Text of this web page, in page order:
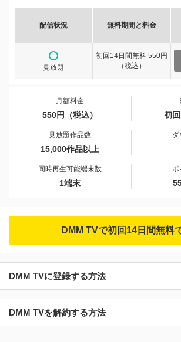
配信状況 無料期間と料金
見放題
初回14日間無料 550円
（税込）
月額料金
550円（税込） 初
見放題作品数
15,000作品以上
ダ
同時再生可能端末数
1端末
ポ
DMM TVで初回14日間無料
DMM TVに登録する方法
DMM TVを解約する方法